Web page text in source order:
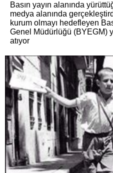
Basın yayın alanında
medya alanında
kurum olmayı hedefleyen
Genel Müdürlüğü (BYEGM)
atıyor